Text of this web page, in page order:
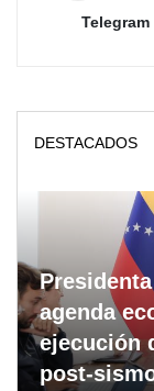
Telegram
DESTACADOS
agenda
ejecución
post-